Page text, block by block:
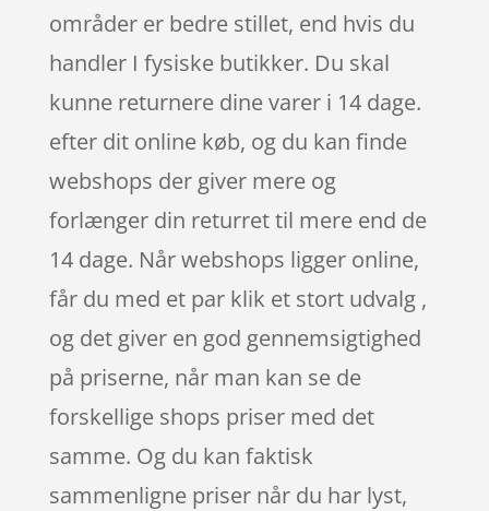
områder er bedre stillet, end hvis du
handler I fysiske butikker. Du skal
kunne returnere dine varer i 14 dage.
efter dit online køb, og du kan finde
webshops der giver mere og
forlænger din returret til mere end de
14 dage. Når webshops ligger online,
får du med et par klik et stort udvalg ,
og det giver en god gennemsigtighed
på priserne, når man kan se de
forskellige shops priser med det
samme. Og du kan faktisk
sammenligne priser når du har lyst,